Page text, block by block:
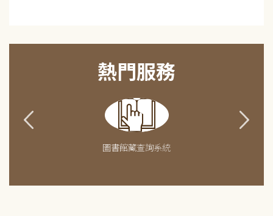
熱門服務
圖書館藏查詢系統